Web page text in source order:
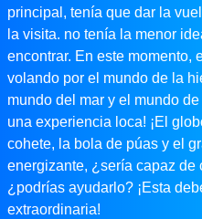
principal, tenía que dar la
la visita. no tenía la menor
encontrar. En este momento,
volando por el mundo de la
mundo del mar y el mundo
una experiencia loca! ¡El
cohete, la bola de púas y el
energizante, ¿sería capaz de
¿podrías ayudarlo? ¡Esta
extraordinaria!